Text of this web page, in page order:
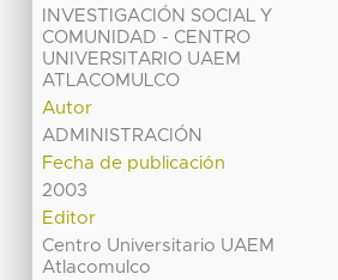
INVESTIGACIÓN SOCIAL Y
COMUNIDAD - CENTRO
UNIVERSITARIO UAEM
ATLACOMULCO
Autor
ADMINISTRACIÓN
Fecha de publicación
2003
Editor
Centro Universitario UAEM
Atlacomulco